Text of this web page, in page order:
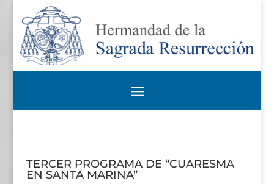
TERCER PROGRAMA DE “CUARESMA
EN SANTA MARINA”